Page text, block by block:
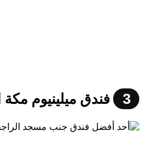
3 فندق ميلينيوم مكة